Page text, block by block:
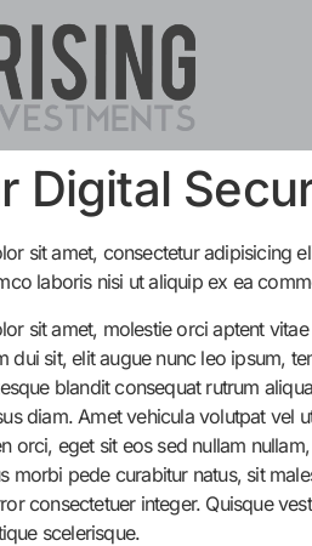
Digital
sit amet, consectetur adipisicing
laboris nisi ut aliquip ex ea
sit amet, molestie orci aptent
dui sit, elit augue nunc leo ipsum,
blandit consequat rutrum
diam. Amet vehicula volutpat vel
orci, eget sit eos sed nullam
morbi pede curabitur natus, sit
consectetuer integer. Quisque
scelerisque.